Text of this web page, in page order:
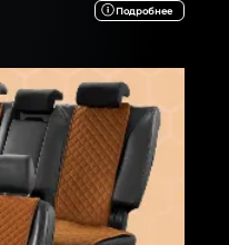
Подробнее